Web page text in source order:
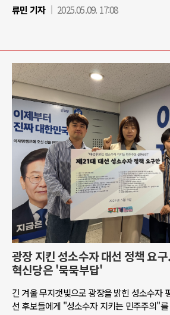
류민 기자
2025.05.09. 17:08
광장 지킨 성소수자 대선 정책 요구
혁신당은 '묵묵부답'
긴 겨울 무지갯빛으로 광장을 밝힌 성소수자
선 후보들에게 "성소수자 지키는 민주주의"